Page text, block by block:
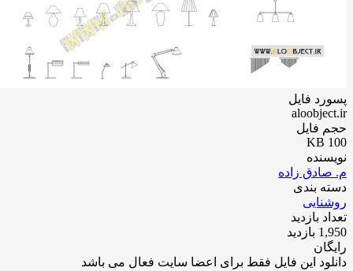
فایل
فایل
زاده
بندی
بازدید
این فایل فقط برای اعضا سایت فعال می باشد